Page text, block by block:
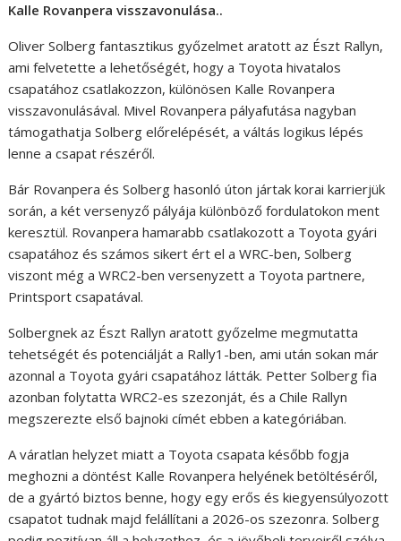
Kalle Rovanpera visszavonulása..
Oliver Solberg fantasztikus győzelmet aratott az Észt Rallyn,
ami felvetette a lehetőségét, hogy a Toyota hivatalos
csapatához csatlakozzon, különösen Kalle Rovanpera
visszavonulásával. Mivel Rovanpera pályafutása nagyban
támogathatja Solberg előrelépését, a váltás logikus lépés
lenne a csapat részéről.
Bár Rovanpera és Solberg hasonló úton jártak korai karrierjük
során, a két versenyző pályája különböző fordulatokon ment
keresztül. Rovanpera hamarabb csatlakozott a Toyota gyári
csapatához és számos sikert ért el a WRC-ben, Solberg
viszont még a WRC2-ben versenyzett a Toyota partnere,
Printsport csapatával.
Solbergnek az Észt Rallyn aratott győzelme megmutatta
tehetségét és potenciálját a Rally1-ben, ami után sokan már
azonnal a Toyota gyári csapatához látták. Petter Solberg fia
azonban folytatta WRC2-es szezonját, és a Chile Rallyn
megszerezte első bajnoki címét ebben a kategóriában.
A váratlan helyzet miatt a Toyota csapata később fogja
meghozni a döntést Kalle Rovanpera helyének betöltéséről,
de a gyártó biztos benne, hogy egy erős és kiegyensúlyozott
csapatot tudnak majd felállítani a 2026-os szezonra. Solberg